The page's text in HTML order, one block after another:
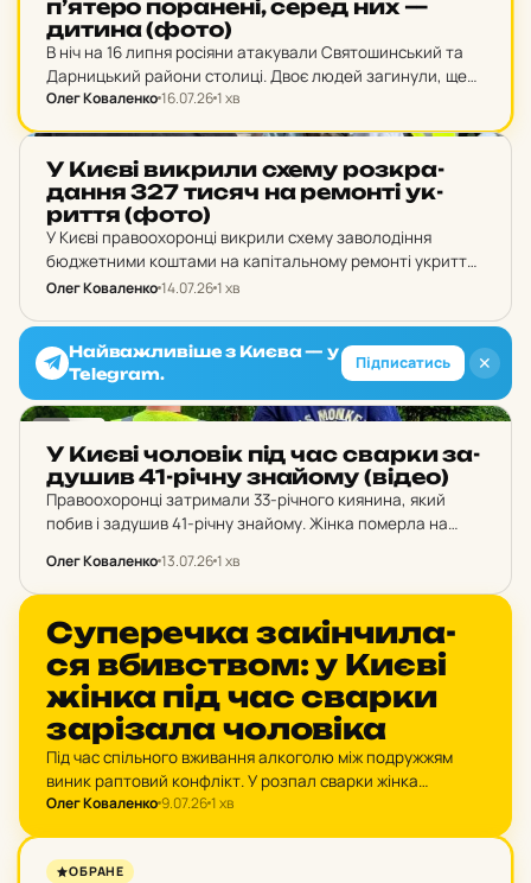
п’я­те­ро по­ра­не­ні, серед них —
дитина (фото)
В ніч на 16 липня росіяни атакували Святошинський та
Дарницький райони столиці. Двоє людей загинули, ще
п’ятеро поранені, серед них — дитина, отримали
Олег Коваленко16.07.261 хв
У Києві вик­ри­ли схему роз­кра­
дан­ня 327 тисяч на ре­мон­ті ук­
рит­тя (фото)
У Києві правоохоронці викрили схему заволодіння
бюджетними коштами на капітальному ремонті укриття
медичного закладу. Директор підрядної організації та
спричинивши збитки понад 327 тисяч гривень.
Олег Коваленко14.07.261 хв
✕
Найважливіше з Києва — у
Telegram.
Підписатись
У Києві чо­ло­вік під час сварки за­
ду­шив 41-річну зна­йо­му (відео)
Правоохоронці затримали 33-річного киянина, який
побив і задушив 41-річну знайому. Жінка померла на
управління поліції надійшло повідомлення від перехожих
про виявлення тіла жінки у…
Олег Коваленко13.07.261 хв
НОВИНИ
Су­пе­реч­ка за­кін­чи­ла­
ся вбив­ством: у Києві
жінка під час сварки
за­рі­за­ла чо­ло­ві­ка
Під час спільного вживання алкоголю між подружжям
виник раптовий конфлікт. У розпал сварки жінка
завдала чоловікові смертельного ножового поранення.
Олег Коваленко9.07.261 хв
НОВИНИ
ОБРАНЕ